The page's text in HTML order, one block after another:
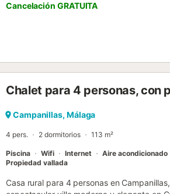
dedicado para el teletrabajo, aire
de streaming y una selección de libros y
trona. Lo más destacado de la villa es su
por un suplemento), un jardín, una
huéspedes tienen acceso a una terraza
y restaurantes a pie. El aeropuerto más
calle. Las familias con niños son
Cancelación GRATUITA
Chalet para 4 personas, con
Campanillas, Málaga
4 pers. 2 dormitorios 113 m²
Piscina Wifi Internet Aire acondicionado
Propiedad vallada
Casa rural para 4 personas en